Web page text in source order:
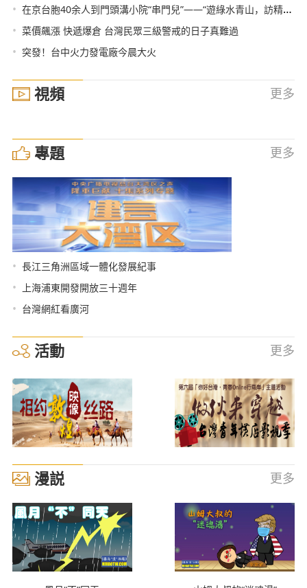
• 在京台胞40余人到門頭溝小院“串門兒”——“遊綠水青山，訪精品民宿”
• 菜價飆漲 快遞爆倉 台灣民眾三級警戒的日子真難過
• 突發！台中火力發電廠今晨大火
視頻 更多
專題 更多
• 長江三角洲區域一體化發展紀事
• 上海浦東開發開放三十週年
• 台灣網紅看廣河
活動 更多
漫説 更多